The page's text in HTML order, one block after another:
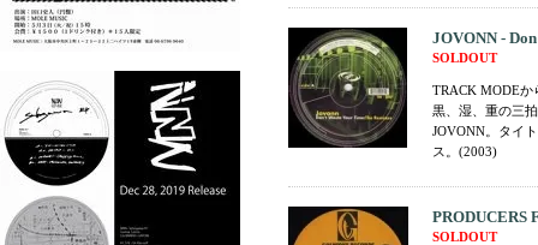
JOVONN -
SOLDOUT
TRACK MODEか
黒、湿、重の三
JOVONN。タイ
ス。(2003)
PRODUCERS
SOLDOUT